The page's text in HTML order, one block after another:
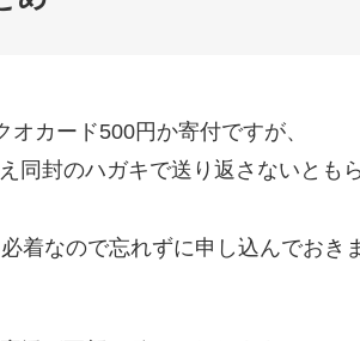
オカード500円か寄付ですが、
同封のハガキで送り返さないとも
着なので忘れずに申し込んでおき